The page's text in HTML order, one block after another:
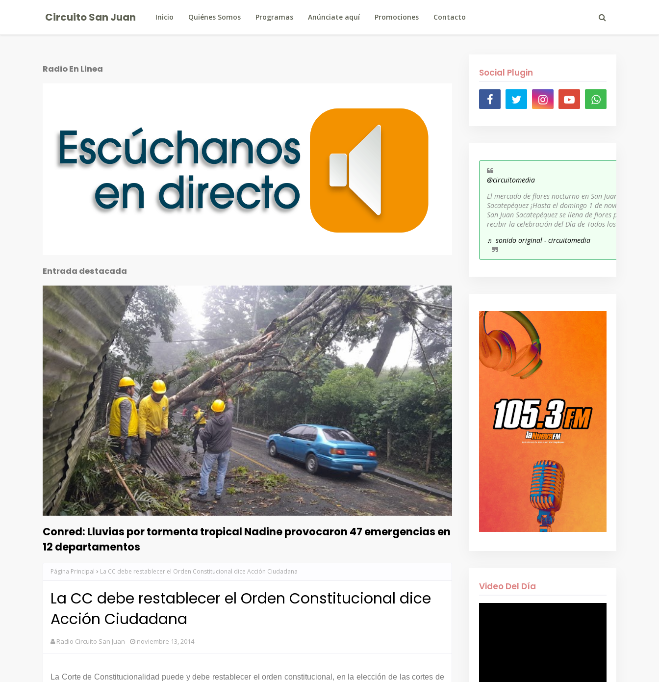
Circuito San Juan Inicio Quiénes Somos Programas Anúnciate aquí Promociones Contacto
Radio En Linea
Entrada destacada
Conred: Lluvias por tormenta tropical Nadine provocaron 47 emergencias en
12 departamentos
Página Principal La CC debe restablecer el Orden Constitucional dice Acción Ciudadana
La CC debe restablecer el Orden Constitucional dice
Acción Ciudadana
Radio Circuito San Juan noviembre 13, 2014
La Corte de Constitucionalidad puede y debe restablecer el orden constitucional, en la elección de las cortes de
Social Plugin
@circuitomedia
El mercado de flores nocturno en San Juan
Sacatepéquez ¡Hasta el domingo 1 de noviembre,
San Juan Sacatepéquez se llena de flores para
recibir la celebración del Día de Todos los Santos!
♬ sonido original - circuitomedia
Video Del Día